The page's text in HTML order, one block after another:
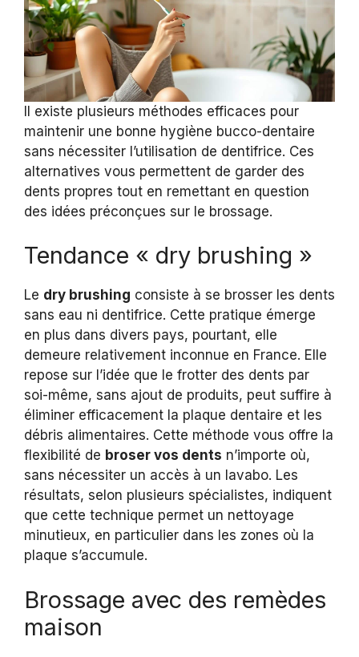
Il existe plusieurs méthodes efficaces pour
maintenir une bonne hygiène bucco-dentaire
sans nécessiter l’utilisation de dentifrice. Ces
alternatives vous permettent de garder des
dents propres tout en remettant en question
des idées préconçues sur le brossage.
Tendance « dry brushing »
Le dry brushing consiste à se brosser les dents
sans eau ni dentifrice. Cette pratique émerge
en plus dans divers pays, pourtant, elle
demeure relativement inconnue en France. Elle
repose sur l’idée que le frotter des dents par
soi-même, sans ajout de produits, peut suffire à
éliminer efficacement la plaque dentaire et les
débris alimentaires. Cette méthode vous offre la
flexibilité de broser vos dents n’importe où,
sans nécessiter un accès à un lavabo. Les
résultats, selon plusieurs spécialistes, indiquent
que cette technique permet un nettoyage
minutieux, en particulier dans les zones où la
plaque s’accumule.
Brossage avec des remèdes
maison